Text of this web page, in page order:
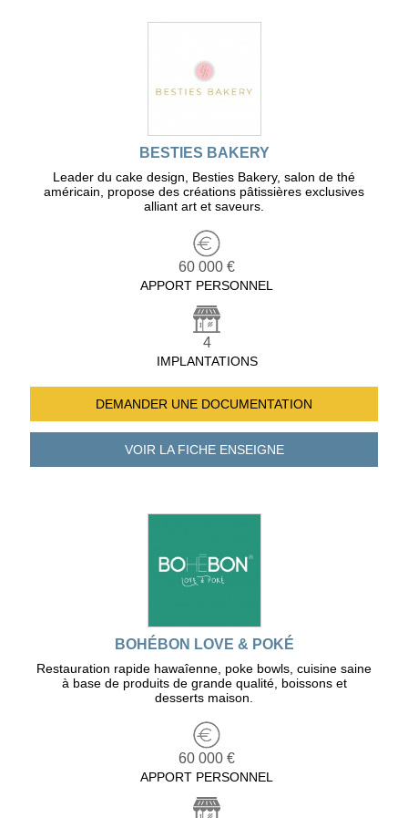
BESTIES BAKERY
Leader du cake design, Besties Bakery, salon de thé
américain, propose des créations pâtissières exclusives
alliant art et saveurs.
60 000 €
APPORT PERSONNEL
4
IMPLANTATIONS
DEMANDER UNE DOCUMENTATION
VOIR LA FICHEENSEIGNE
BOHÉBON LOVE & POKÉ
Restauration rapide hawaîenne, poke bowls, cuisine saine
à base de produits de grande qualité, boissons et
desserts maison.
60 000 €
APPORT PERSONNEL